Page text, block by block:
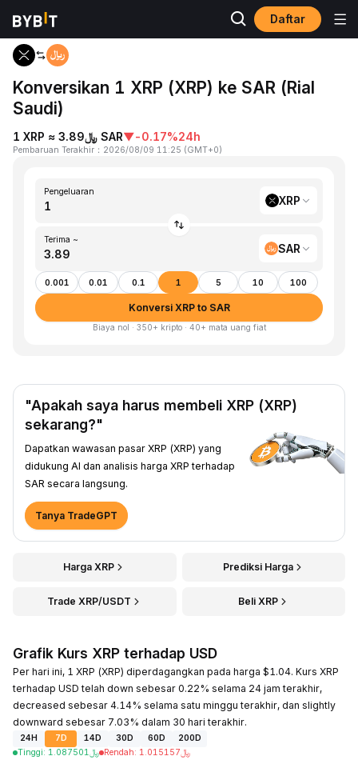
Daftar
Beranda
Konversikan 1 XRP (XRP) ke SAR (Rial
Saudi)
1 XRP ≈ ﷼3.89 SAR▼-0.17%24h
Pembaruan Terakhir ： 2026/08/09 11:25 (GMT+0)
Pengeluaran
XRP
Terima ~
SAR
0.001 0.01 0.1 1 5 10 100
Konversi XRP to SAR
Biaya nol · 350+ kripto · 40+ mata uang fiat
"Apakah saya harus membeli XRP (XRP)
sekarang?"
Dapatkan wawasan pasar XRP (XRP) yang
didukung AI dan analisis harga XRP terhadap
SAR secara langsung.
Tanya TradeGPT
Harga XRP Prediksi Harga
Trade XRP/USDT Beli XRP
Grafik Kurs XRP terhadap USD
Per hari ini, 1 XRP (XRP) diperdagangkan pada harga $1.04. Kurs XRP
terhadap USD telah down sebesar 0.22% selama 24 jam terakhir,
decreased sebesar 4.14% selama satu minggu terakhir, dan slightly
downward sebesar 7.03% dalam 30 hari terakhir.
24H 7D 14D 30D 60D
200D
Tinggi: ﷼ 1.087501 Rendah: ﷼ 1.015157